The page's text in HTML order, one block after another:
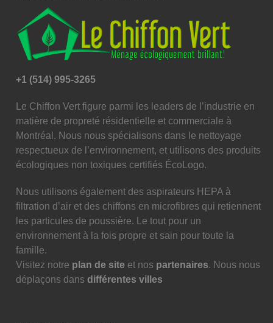
+1 (514) 995-3265
Le Chiffon Vert figure parmi les leaders de l’industrie en
matière de propreté résidentielle et commerciale à
Montréal. Nous nous spécialisons dans le nettoyage
respectueux de l’environnement, et utilisons des produits
écologiques non toxiques certifiés ÉcoLogo.
Nous utilisons également des aspirateurs HEPA à
filtration d’air et des chiffons en microfibres qui retiennent
les particules de poussière. Le tout pour un
environnement à la fois propre et sain pour toute la
famille.
Visitez notre plan de site et nos partenaires. Nous nous
déplaçons dansdifférentes villes